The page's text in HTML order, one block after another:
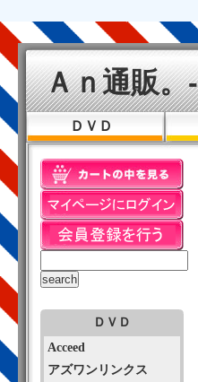
Ａｎ通販
ＤＶＤ
ＤＶＤ
Acceed
アズワンリンクス